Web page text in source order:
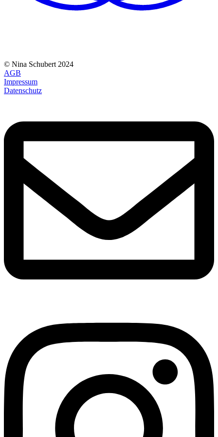
© Nina Schubert 2024
AGB
Impressum
Datenschutz